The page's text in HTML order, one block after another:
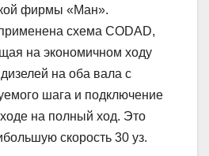
фирмы «Ман».
схема CODAD,
на экономичном ходу
на оба вала с
шага и подключение
на полный ход. Это
скорость 30 уз.